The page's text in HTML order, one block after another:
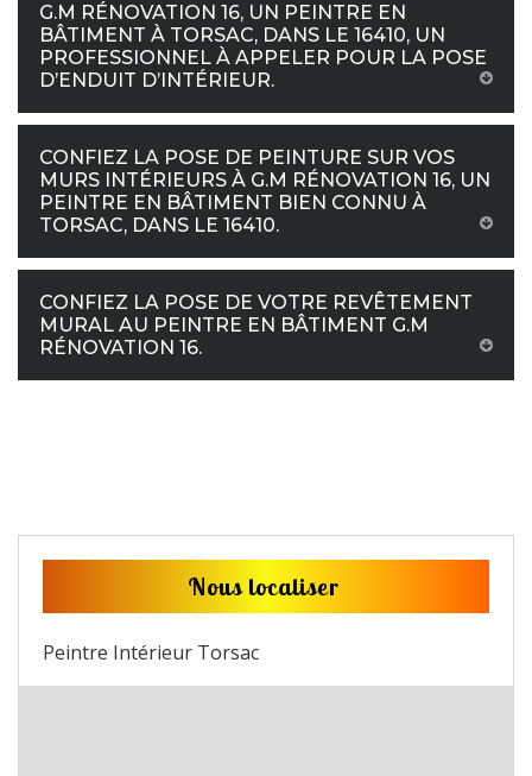
G.M RÉNOVATION 16, UN PEINTRE EN
BÂTIMENT À TORSAC, DANS LE 16410, UN
PROFESSIONNEL À APPELER POUR LA POSE
D’ENDUIT D’INTÉRIEUR.
CONFIEZ LA POSE DE PEINTURE SUR VOS
MURS INTÉRIEURS À G.M RÉNOVATION 16, UN
PEINTRE EN BÂTIMENT BIEN CONNU À
TORSAC, DANS LE 16410.
CONFIEZ LA POSE DE VOTRE REVÊTEMENT
MURAL AU PEINTRE EN BÂTIMENT G.M
RÉNOVATION 16.
Nous localiser
Peintre Intérieur Torsac